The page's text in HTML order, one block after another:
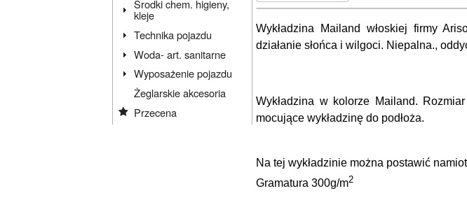
Środki chem. higieny,
kleje
Technika pojazdu
Woda- art. sanitarne
Wyposażenie pojazdu
Żeglarskie akcesoria
Przecena
Wykładzina Mailand włoskiej firmy
działanie słońca i wilgoci. Niepalna.,
Wykładzina w kolorze Mailand.
mocujące wykładzinę do podłoża.
Na tej wykładzinie można postawić
Gramatura 300g/m2